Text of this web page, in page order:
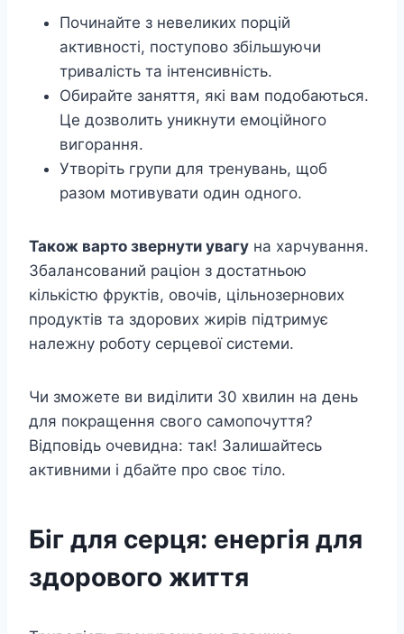
Починайте з невеликих порцій
активності, поступово збільшуючи
тривалість та інтенсивність.
Обирайте заняття, які вам подобаються.
Це дозволить уникнути емоційного
вигорання.
Утворіть групи для тренувань, щоб
разом мотивувати один одного.
Також варто звернути увагу на харчування.
Збалансований раціон з достатньою
кількістю фруктів, овочів, цільнозернових
продуктів та здорових жирів підтримує
належну роботу серцевої системи.
Чи зможете ви виділити 30 хвилин на день
для покращення свого самопочуття?
Відповідь очевидна: так! Залишайтесь
активними і дбайте про своє тіло.
Біг для серця: енергія для
здорового життя